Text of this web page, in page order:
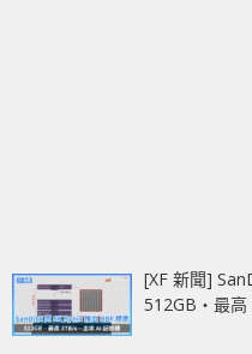
[XF 新聞]
512GB‧最高